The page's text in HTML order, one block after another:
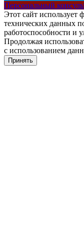
Персональный
Этот сайт использует
технических данных
работоспособности и
Продолжая
с использованием
Принять